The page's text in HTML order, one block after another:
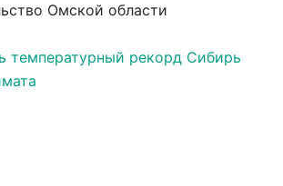
Омской области
температурный рекорд Сибирь